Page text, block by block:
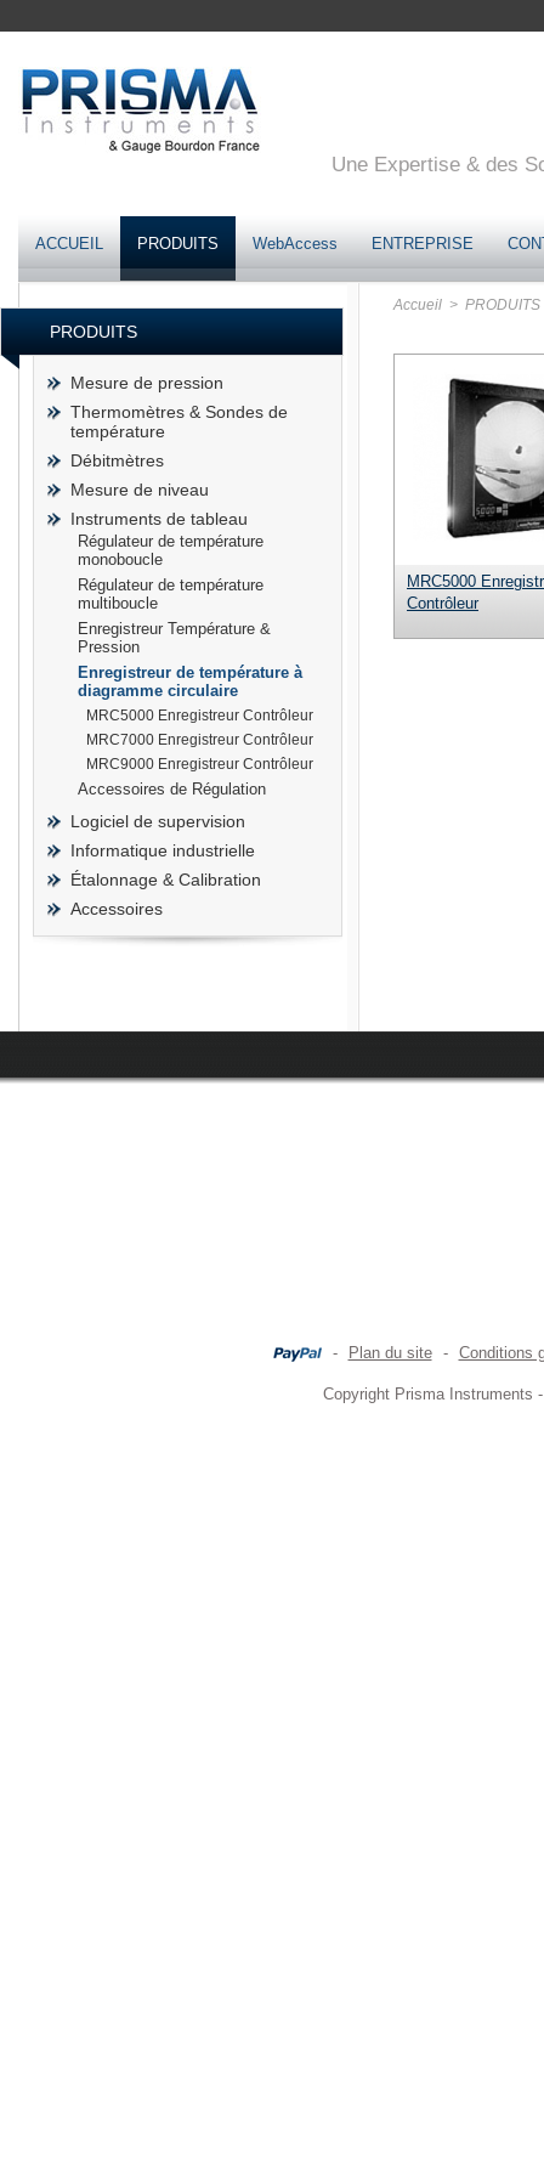
Une Expertise & des
ACCUEIL PRODUITS WebAccess ENTREPRISE
PRODUITS
Mesure de pression
Thermomètres & Sondes de
température
Débitmètres
Mesure de niveau
Instruments de tableau
Régulateur de température
monoboucle
Régulateur de température
multiboucle
Enregistreur Température &
Pression
Enregistreur de température à
diagramme circulaire
MRC5000 Enregistreur Contrôleur
MRC7000 Enregistreur Contrôleur
MRC9000 Enregistreur Contrôleur
Accessoires de Régulation
Logiciel de supervision
Informatique industrielle
Étalonnage & Calibration
Accessoires
Accueil > PRODUITS
MRC5000
Contrôleur
- Plan du site - Conditions
Copyright Prisma Instruments